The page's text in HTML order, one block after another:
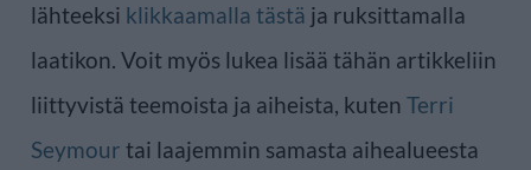
lähteeksi klikkaamalla tästä ja ruksittamalla
laatikon. Voit myös lukea lisää tähän artikkeliin
liittyvistä teemoista ja aiheista, kuten Terri
Seymour tai laajemmin samasta aihealueesta